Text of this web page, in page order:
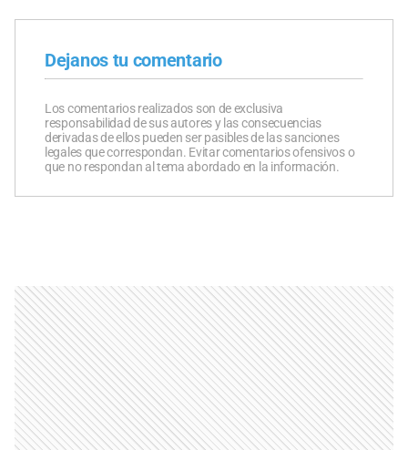
Dejanos tu comentario
Los comentarios realizados son de exclusiva
responsabilidad de sus autores y las consecuencias
derivadas de ellos pueden ser pasibles de las sanciones
legales que correspondan. Evitar comentarios ofensivos o
que no respondan al tema abordado en la información.